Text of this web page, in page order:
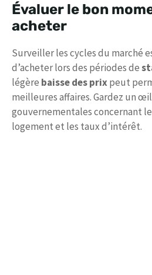
Évaluer le bon
acheter
Surveiller les cycles du marché
d’acheter lors des périodes de
légère baisse des prixpeut
meilleures affaires. Gardez un
gouvernementales concernant
logement et les taux d’intérêt.